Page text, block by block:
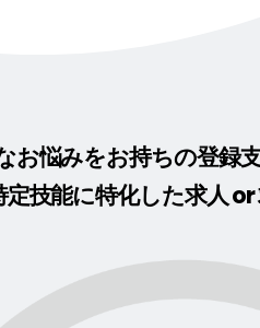
お悩みをお持ちの登録
定技能に特化した求人 or